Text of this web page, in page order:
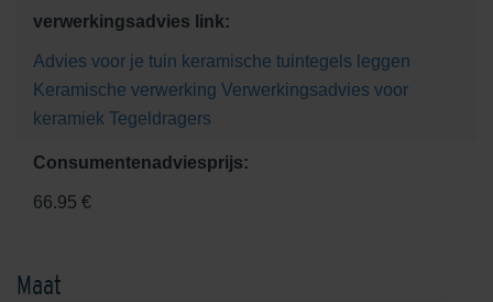
verwerkingsadvies link:
Advies voor je tuin keramische tuintegels leggen
Keramische verwerking Verwerkingsadvies voor
keramiek Tegeldragers
Consumentenadviesprijs:
66.95 €
Maat